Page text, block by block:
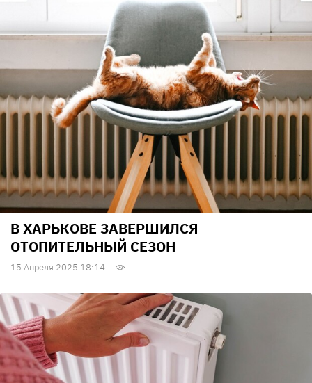
В ХАРЬКОВЕ ЗАВЕРШИЛСЯ
ОТОПИТЕЛЬНЫЙ СЕЗОН
15 Апреля 2025 18:14